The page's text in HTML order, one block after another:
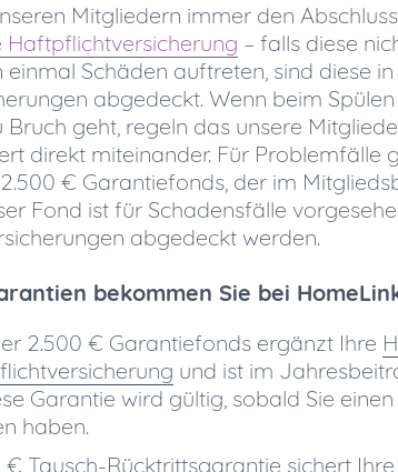
Mitgliedern immer den
Haftpflichtversicherung – falls diese
einmal Schäden auftreten, sind diese
abgedeckt. Wenn beim
Bruch geht, regeln das unsere
direkt miteinander. Für Problemfälle
€ Garantiefonds, der im
Fond ist für Schadensfälle
abgedeckt werden.
bekommen Sie bei
2.500 € Garantiefonds ergänzt Ihre
und ist im
Garantie wird gültig, sobald Sie
haben.
€ Tausch-Rücktrittsgarantie sichert